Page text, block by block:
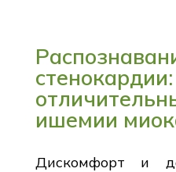
стенокардии:
ишемии
Дискомфорт и